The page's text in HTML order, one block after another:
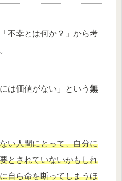
不幸とは何か？」から考
は価値がない」という 無
い人間にとって、自分に
とされていないかもしれ
自ら命を断ってしまうほ